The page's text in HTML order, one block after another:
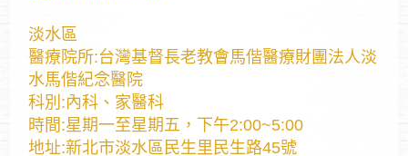
淡水區
醫療院所:台灣基督長老教會馬偕醫療財團法人淡
水馬偕紀念醫院
科別:內科、家醫科
時間:星期一至星期五，下午2:00~5:00
地址:新北市淡水區民生里民生路45號